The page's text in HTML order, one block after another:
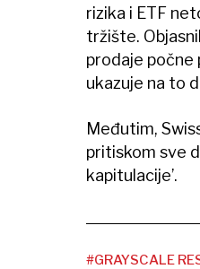
rizika i ETF
tržište.
prodaje počne
ukazuje na to
Međutim,
pritiskom sve
kapitulacije’.
#GRAYSCALE